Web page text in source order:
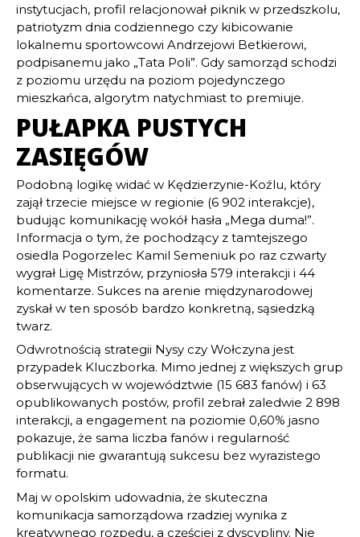
instytucjach, profil relacjonował piknik w przedszkolu,
patriotyzm dnia codziennego czy kibicowanie
lokalnemu sportowcowi Andrzejowi Betkierowi,
podpisanemu jako „Tata Poli”. Gdy samorząd schodzi
z poziomu urzędu na poziom pojedynczego
mieszkańca, algorytm natychmiast to premiuje.
PUŁAPKA PUSTYCH
ZASIĘGÓW
Podobną logikę widać w Kędzierzynie-Koźlu, który
zajął trzecie miejsce w regionie (6 902 interakcje),
budując komunikację wokół hasła „Mega duma!”.
Informacja o tym, że pochodzący z tamtejszego
osiedla Pogorzelec Kamil Semeniuk po raz czwarty
wygrał Ligę Mistrzów, przyniosła 579 interakcji i 44
komentarze. Sukces na arenie międzynarodowej
zyskał w ten sposób bardzo konkretną, sąsiedzką
twarz.
Odwrotnością strategii Nysy czy Wołczyna jest
przypadek Kluczborka. Mimo jednej z większych grup
obserwujących w województwie (15 683 fanów) i 63
opublikowanych postów, profil zebrał zaledwie 2 898
interakcji, a engagement na poziomie 0,60% jasno
pokazuje, że sama liczba fanów i regularność
publikacji nie gwarantują sukcesu bez wyrazistego
formatu.
Maj w opolskim udowadnia, że skuteczna
komunikacja samorządowa rzadziej wynika z
kreatywnego rozpędu, a częściej z dyscypliny. Nie